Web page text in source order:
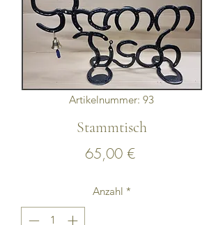
Artikelnummer: 93
Stammtisch
65,00 €Preis
Anzahl *